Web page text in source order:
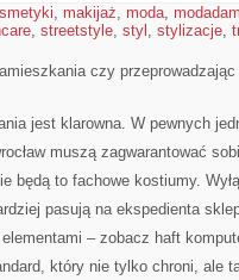
, makijaż, moda,
, streetstyle, styl , stylizacje,
czy
jest klarowna. W pewnych
muszą zagwarantować
będą to fachowe kostiumy.
pasują na ekspedienta
– zobacz haft
który nie tylko chroni, ale